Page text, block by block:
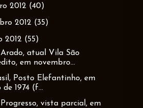
2012 (40)
2012 (35)
2012 (55)
atual Vila São
em novembro...
Posto Elefantinho, em
de 1974 (f...
vista parcial, em